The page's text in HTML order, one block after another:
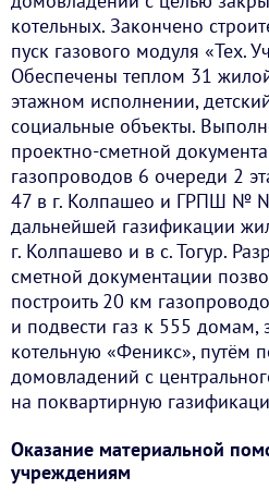
котельных. Закончено
пуск газового модуля «Тех.
Обеспечены теплом 31
этажном исполнении,
социальные объекты.
проектно-сметной
газопроводов 6 очереди 2
47 в г. Колпашео и ГРПШ № №
дальнейшей газификации
г. Колпашево и в с. Тогур.
сметной документации
построить 20 км
и подвести газ к 555 домам,
котельную «Феникс», путём
домовладений с
на поквартирную
Оказание материальной
учреждениям